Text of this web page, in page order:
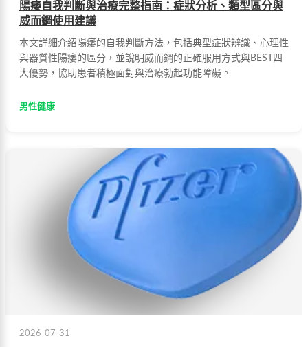
陽痿自我判斷與治療完整指南：症狀分析、類型區分與
威而鋼使用建議
本文詳細介紹陽痿的自我判斷方法，包括典型症狀辨識、心理性
與器質性陽痿的區分，並說明威而鋼的正確服用方式與BEST四
大優勢，協助患者積極面對與治療勃起功能障礙。
男性健康
2026-07-31